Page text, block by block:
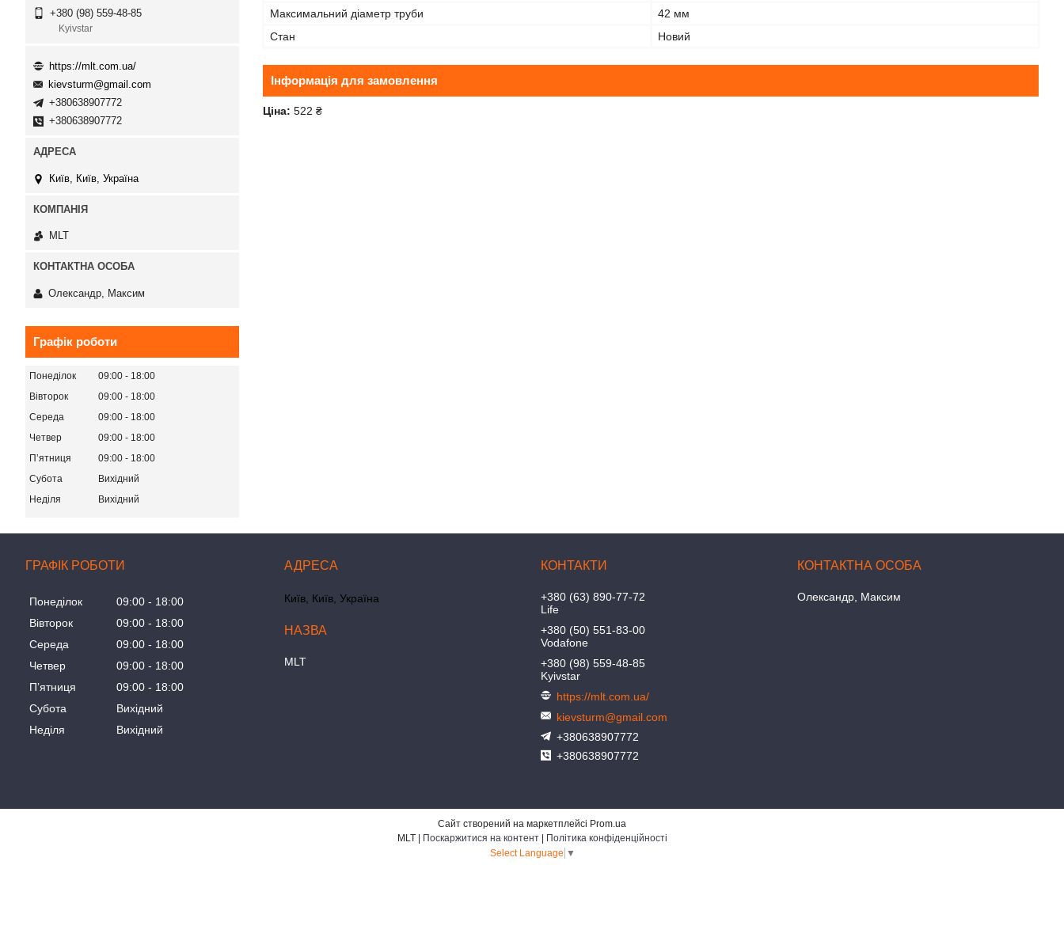
Максимальний діаметр труби
42 мм
Стан
Новий
Інформація для замовлення
Ціна: 522 ₴
+380 (98) 559-48-85
Kyivstar
https://mlt.com.ua/
kievsturm@gmail.com
+380638907772
+380638907772
Київ, Київ, Україна
MLT
Олександр, Максим
Графік роботи
Понеділок 09:00
18:00
Вівторок
09:00
18:00
Середа
09:00
18:00
Четвер
09:00
18:00
Пʼятниця
09:00
18:00
Субота
Вихідний
Неділя
Вихідний
ГРАФІК РОБОТИ
Понеділок 09:00
18:00
Вівторок
09:00
18:00
Середа
09:00
18:00
Четвер
09:00
18:00
Пʼятниця
09:00
18:00
Субота
Вихідний
Неділя
Вихідний
Київ, Київ, Україна
MLT
+380 (63) 890-77-72
Life
+380 (50) 551-83-00
Vodafone
+380 (98) 559-48-85
Kyivstar
https://mlt.com.ua/
kievsturm@gmail.com
+380638907772
+380638907772
Олександр, Максим
Сайт створений на маркетплейсі Prom.ua
MLT | Поскаржитися на контент | Політика конфіденційності
Select Language ▼